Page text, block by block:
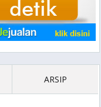
ARSIP